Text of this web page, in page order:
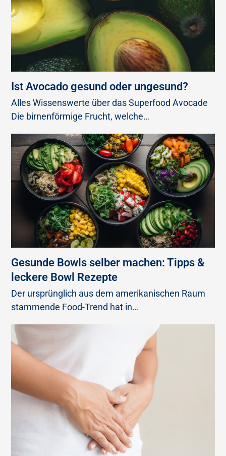
Ist Avocado gesund oder ungesund?
Alles Wissenswerte über das Superfood Avocade
Die birnenförmige Frucht, welche…
Gesunde Bowls selber machen: Tipps &
leckere Bowl Rezepte
Der ursprünglich aus dem amerikanischen Raum
stammende Food-Trend hat in…